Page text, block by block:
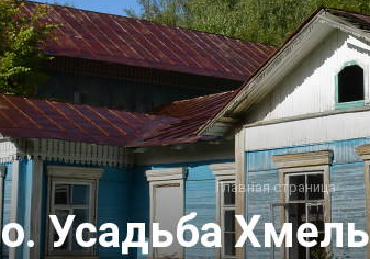
Главная страница
Усадьба